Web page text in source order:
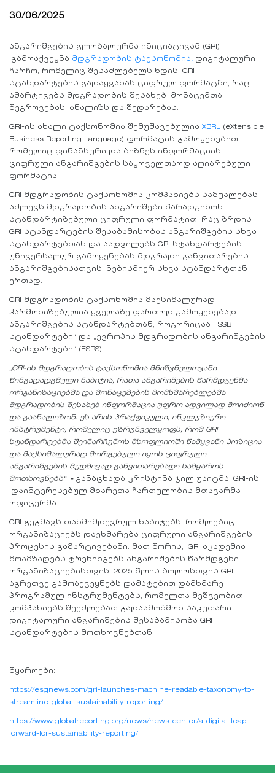
30/06/2025
ანგარიშგების გლობალურმა ინიციატივამ (GRI)
გამოაქვეყნა მდგრადობის ტაქსონომია, დიგიტალური
ჩარჩო, რომელიც შესაძლებელს ხდის GRI
სტანდარტების გადაყვანას ციფრულ ფორმატში, რაც
ამარტივებს მდგრადობის შესახებ მონაცემთა
შეგროვებას, ანალიზს და შედარებას.
GRI-ის ახალი ტაქსონომია შემუშავებულია XBRL (eXtensible
Business Reporting Language) ფორმატის გამოყენებით,
რომელიც ფინანსური და ბიზნეს ინფორმაციის
ციფრული ანგარიშგების საყოველთაოდ აღიარებული
ფორმატია.
GRI მდგრადობის ტაქსონომია კომპანიებს საშუალებას
აძლევს მდგრადობის ანგარიშები წარადგინონ
სტანდარტიზებული ციფრული ფორმატით, რაც ზრდის
GRI სტანდარტების შესაბამისობას ანგარიშგების სხვა
სტანდარტებთან და აადვილებს GRI სტანდარტების
უნივერსალურ გამოყენებას მდგრადი განვითარების
ანგარიშგებისათვის, ნებისმიერ სხვა სტანდარტთან
ერთად.
GRI მდგრადობის ტაქსონომია მაქსიმალურად
ჰარმონიზებულია ყველაზე ფართოდ გამოყენებად
ანგარიშგების სტანდარტებთან, როგორიცაა "ISSB
სტანდარტები“ და „ევროპის მდგრადობის ანგარიშგების
სტანდარტები“ (ESRS).
„GRI-ის მდგრადობის ტაქსონომია მნიშვნელოვანი
წინგადადგმული ნაბიჯია, რათა ანგარიშების წარმდგენმა
ორგანიზაციებმადა მონაცემების მომხმარებლებმა
მდგრადობის შესახებ ინფორმაცია უფრო ადვილად მოიძიონ
და გაანალიზონ. ეს არის პრაქტიკული, ინკლუზიური
ინსტრუმენტი, რომელიც უზრუნველყოფს, რომ GRI
სტანდარტებმა შეინარჩუნოს მსოფლიოში წამყვანი პოზიცია
დამაქსიმალურად მორგებული იყოს ციფრული
ანგარიშგების მუდმივად განვითარებადი სამყაროს
მოთხოვნებს“
- განაცხადა კრისტინა ჯილ უაიტმა, GRI-ის
დაინტერესებულ მხარეთა ჩართულობის მთავარმა
ოფიცერმა
GRI გეგმავს თანმიმდევრულ ნაბიჯებს, რომლებიც
ორგანიზაციებს დაეხმარება ციფრული ანგარიშგების
პროცესის გამარტივებაში. მათ შორის, GRI აკადემია
მოამზადებს ტრენინგებს ანგარიშების წარმდგენი
ორგანიზაციებისთვის. 2025 წლის ბოლოსთვის GRI
აგრეთვე გამოაქვეყნებს დამატებით დამხმარე
პროგრამულ ინსტრუმენტებს, რომელთა მეშვეობით
კომპანიებს შეეძლებათ გადაამოწმონ საკუთარი
დიგიტალური ანგარიშების შესაბამისობა GRI
სტანდარტების მოთხოვნებთან.
წყაროები:
https://esgnews.com/gri-launches-machine-readable-taxonomy-to-
streamline-global-sustainability-reporting/
https://www.globalreporting.org/news/news-center/a-digital-leap-
forward-for-sustainability-reporting/